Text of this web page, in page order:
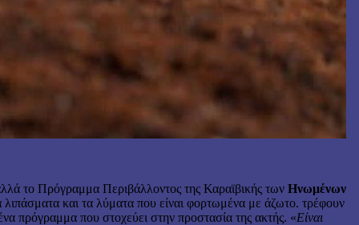
το Πρόγραμμα Περιβάλλοντος της Καραϊβικής των Ηνωμένων
λιπάσματα και τα λύματα που είναι φορτωμένα με άζωτο. τρέφουν
πρόγραμμα που στοχεύει στην προστασία της ακτής. «Είναι